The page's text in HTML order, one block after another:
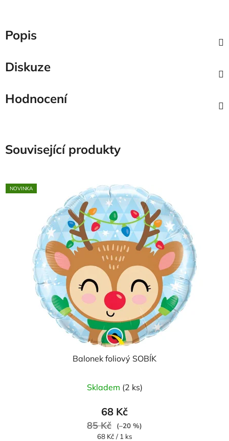
Popis
Diskuze
Hodnocení
Související produkty
NOVINKA
Balonek foliový SOBÍK
Skladem (2 ks)
68 Kč
85 Kč
(–20 %)
Měrná
68 Kč / 1 ks